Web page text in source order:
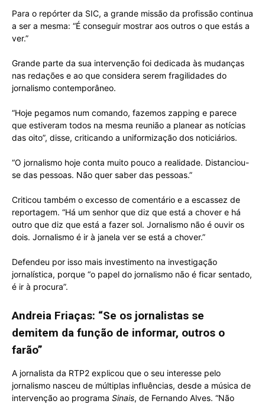
Para o repórter da SIC, a grande missão da profissão continua
a ser a mesma: “É conseguir mostrar aos outros o que estás a
ver.”
Grande parte da sua intervenção foi dedicada às mudanças
nas redações e ao que considera serem fragilidades do
jornalismo contemporâneo.
“Hoje pegamos num comando, fazemos zapping e parece
que estiveram todos na mesma reunião a planear as notícias
das oito”, disse, criticando a uniformização dos noticiários.
“O jornalismo hoje conta muito pouco a realidade. Distanciou-
se das pessoas. Não quer saber das pessoas.”
Criticou também o excesso de comentário e a escassez de
reportagem. “Há um senhor que diz que está a chover e há
outro que diz que está a fazer sol. Jornalismo não é ouvir os
dois. Jornalismo é ir à janela ver se está a chover.”
Defendeu por isso mais investimento na investigação
jornalística, porque “o papel do jornalismo não é ficar sentado,
é ir à procura”.
Andreia Friaças: “Se os jornalistas se
demitem da função de informar, outros o
farão”
A jornalista da RTP2 explicou que o seu interesse pelo
jornalismo nasceu de múltiplas influências, desde a música de
intervenção ao programa Sinais, de Fernando Alves. “Não